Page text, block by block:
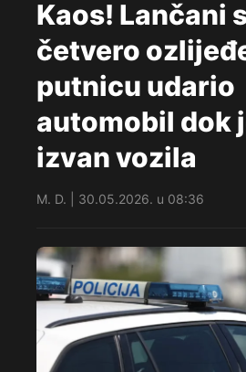
Kaos! Lančani
četvero
putnicu udario
automobil dok
izvan vozila
M. D. | 30.05.2026. u 08:36